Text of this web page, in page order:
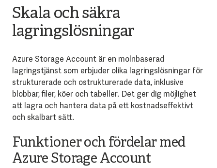
Skala och säkra
lagringslösningar
Azure Storage Account är en molnbaserad
lagringstjänst som erbjuder olika lagringslösningar för
strukturerade och ostrukturerade data, inklusive
blobbar, filer, köer och tabeller. Det ger dig möjlighet
att lagra och hantera data på ett kostnadseffektivt
och skalbart sätt.
Funktioner och fördelar med
Azure Storage Account